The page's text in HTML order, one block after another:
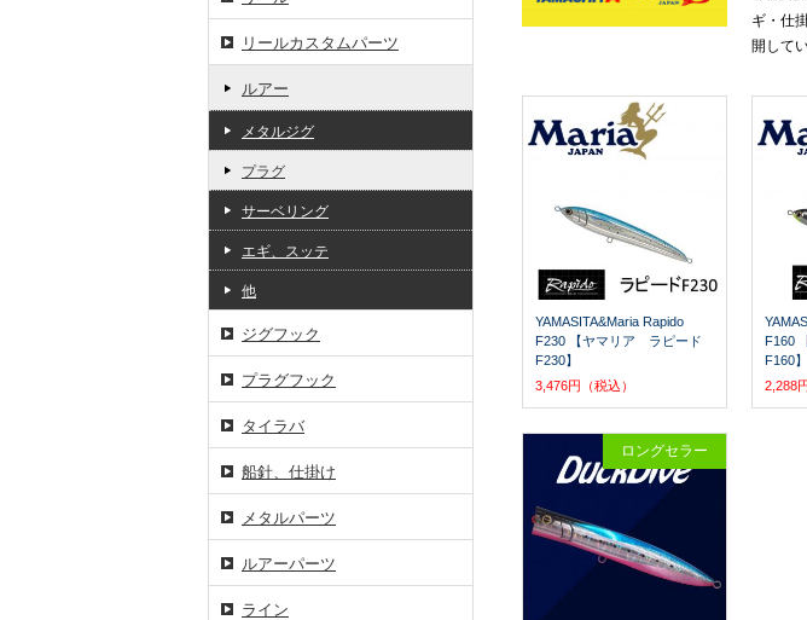
リールカスタムパーツ
ルアー
メタルジグ
プラグ
サーベリング
エギ、スッテ
他
ジグフック
プラグフック
タイラバ
船針、仕掛け
メタルパーツ
ルアーパーツ
ライン
ギ・仕
開して
YAMASITA&Maria Rapido
F230 【ヤマリア ラピード
F230】
3,476円（税込）
F160
F160】
2,288
ロングセラー